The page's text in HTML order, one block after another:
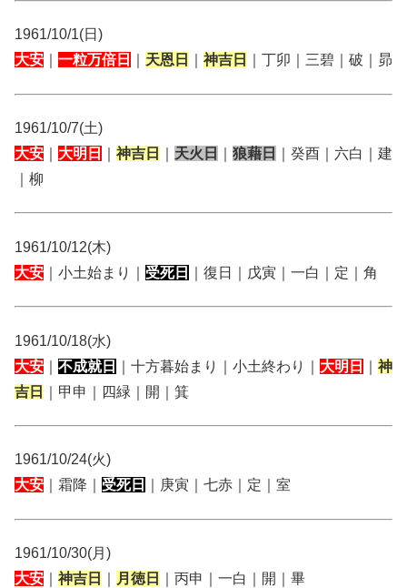
1961/10/1(日)
大安
一粒万倍日 天恩日 神吉日 ｜丁卯｜三碧｜破｜昴
1961/10/7(土)
大安
大明日 神吉日 天火日 狼藉日
｜癸酉｜六白｜建
｜柳
1961/10/12(木)
大安 ｜小土始まり｜ 受死日 ｜復日｜戊寅｜一白｜定｜角
1961/10/18(水)
大安
不成就日 ｜十方暮始まり｜小土終わり｜ 大明日
神
吉日
｜甲申｜四緑｜開｜箕
1961/10/24(火)
大安 ｜霜降｜ 受死日 ｜庚寅｜七赤｜定｜室
1961/10/30(月)
大安
神吉日 月徳日 ｜丙申｜一白｜開｜畢